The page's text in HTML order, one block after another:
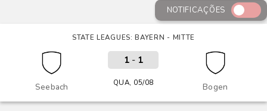
NOTIFICAÇÕES
STATE LEAGUES: BAYERN - MITTE
Seebach Bogen
1- 1
QUA, 05/08